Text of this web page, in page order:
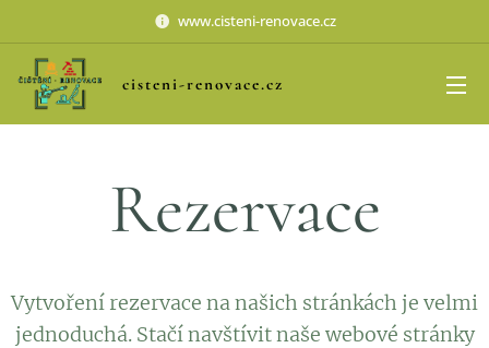
www.cisteni-renovace.cz
cisteni-renovace.cz
Rezervace
Vytvoření rezervace na našich stránkách je velmi
jednoduchá. Stačí navštívit naše webové stránky